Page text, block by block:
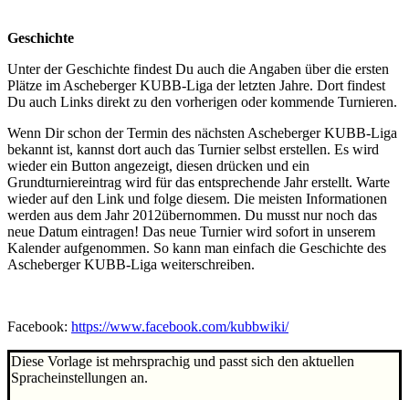
Geschichte
Unter der Geschichte findest Du auch die Angaben über die ersten
Plätze im Ascheberger KUBB-Liga der letzten Jahre. Dort findest
Du auch Links direkt zu den vorherigen oder kommende Turnieren.
Wenn Dir schon der Termin des nächsten Ascheberger KUBB-Liga
bekannt ist, kannst dort auch das Turnier selbst erstellen. Es wird
wieder ein Button angezeigt, diesen drücken und ein
Grundturniereintrag wird für das entsprechende Jahr erstellt. Warte
wieder auf den Link und folge diesem. Die meisten Informationen
werden aus dem Jahr 2012übernommen. Du musst nur noch das
neue Datum eintragen! Das neue Turnier wird sofort in unserem
Kalender aufgenommen. So kann man einfach die Geschichte des
Ascheberger KUBB-Liga weiterschreiben.
Facebook: https://www.facebook.com/kubbwiki/
Diese Vorlage ist mehrsprachig und passt sich den aktuellen
Spracheinstellungen an.